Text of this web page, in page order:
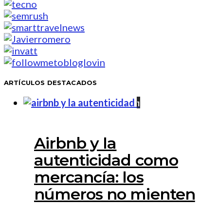
ARTÍCULOS DESTACADOS
1
Airbnb y la
autenticidad como
mercancía: los
números no mienten